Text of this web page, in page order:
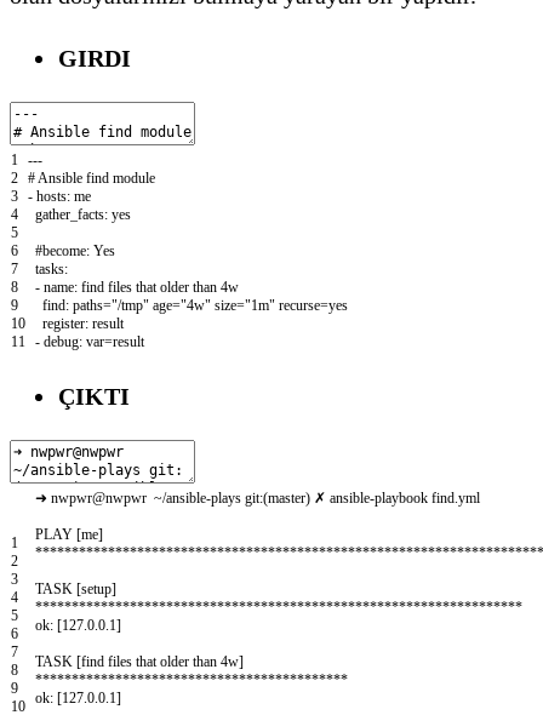
GIRDI
1
2
3
4
5
6
7
8
9
10
11
---
# Ansible find module
- hosts: me
gather_facts: yes
#become: Yes
tasks:
- name: find files thatolder than 4w
find: paths="/tmp" age="4w" size="1m" recurse=yes
register: result
- debug: var=result
ÇIKTI
1
2
3
4
5
6
7
8
9
10
➜ nwpwr@nwpwr ~/ansible-plays git:(master) ✗ ansible-playbook find.yml
PLAY [me]
**********************************************************************
TASK [setup]
*******************************************************************
ok: [127.0.0.1]
TASK [find files thatolder than 4w]
*******************************************
ok: [127.0.0.1]